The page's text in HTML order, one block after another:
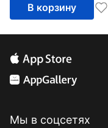
В корзину
Мы в соцсетях